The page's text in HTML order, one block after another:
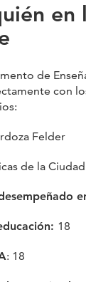
en
de
con
Felder
de la
18
: 18